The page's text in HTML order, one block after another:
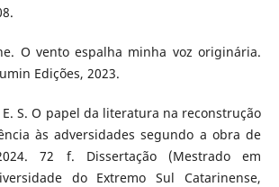
O vento espalha minha voz originária.
Edições, 2023.
E. S. O papel da literatura na reconstrução
às adversidades segundo a obra de
72 f. Dissertação (Mestrado em
do Extremo Sul Catarinense,